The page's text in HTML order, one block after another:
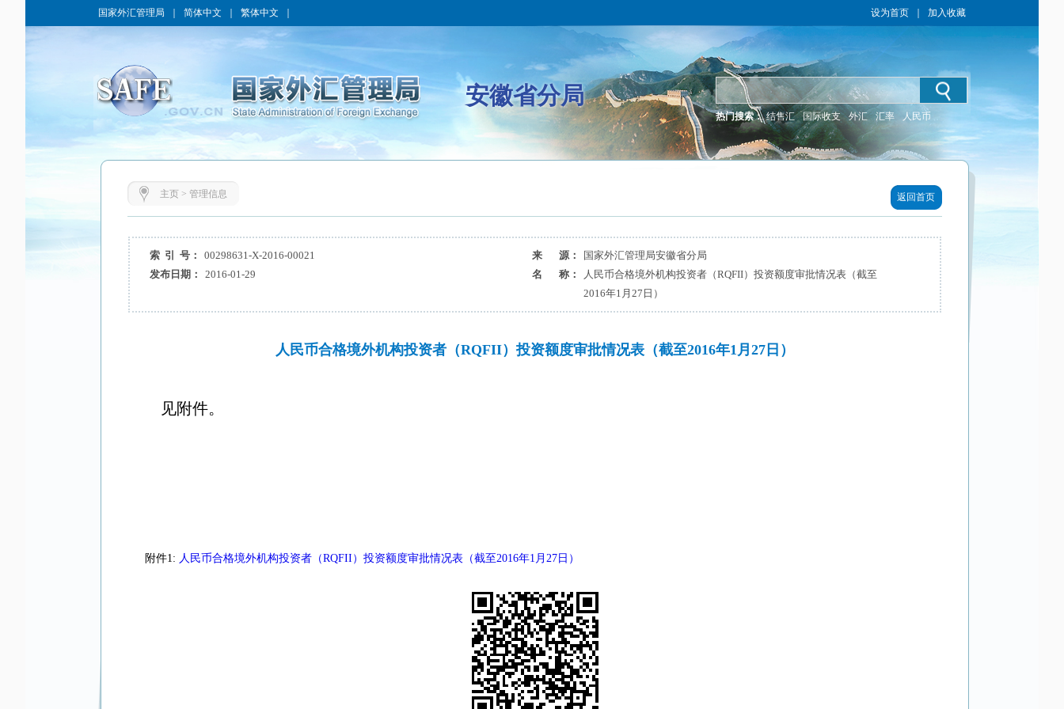
国家外汇管理局 简体中文 繁体中文 设为首页 加入收藏
安徽省分局
热门搜索： 结售汇 国际收支 外汇 汇率 人民币
主页> 管理信息 返回首页
索 引 号： 00298631-X-2016-00021 来 源：
国家外汇管理局安徽省分局
发布日期：
2016-01-29 名 称：
人民币合格境外机构投资者（RQFII）投资额度审批情况表（截至
2016年1月27日）
人民币合格境外机构投资者（RQFII）投资额度审批情况表（截至2016年1月27日）
见附件。
附件1: 人民币合格境外机构投资者（RQFII）投资额度审批情况表（截至2016年1月27日）